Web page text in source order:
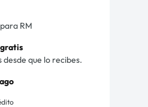
RM
desde que lo recibes.